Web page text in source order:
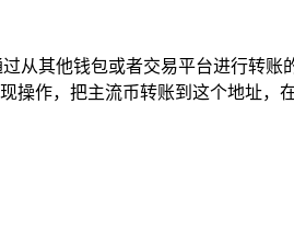
从其他钱包或者交易平台进行转
作，把主流币转账到这个地址